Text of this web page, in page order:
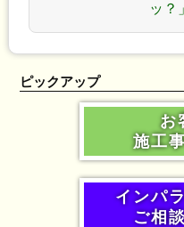
ッ？」
ピックアップ
お
施工
インパ
ご相